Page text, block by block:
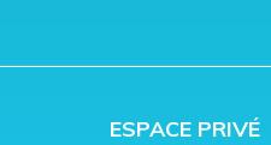
ESPACE PRIVÉ